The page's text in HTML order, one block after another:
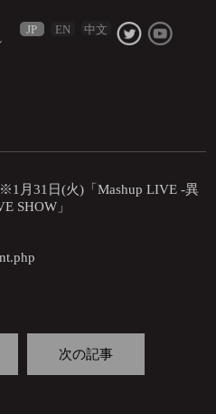
JP EN 中文
月31日(火)「Mashup LIVE -異
SHOW」
次の記事